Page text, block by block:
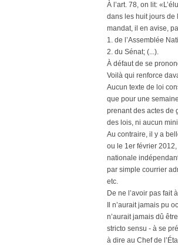
À l’art. 78, on lit:
dans les huit jours de
mandat, il en avise,
1. de l’Assemblée
2. du Sénat; (...).
À défaut de se
Voilà qui renforce
Aucun texte de loi
que pour une
prenant des actes de
des lois, ni aucun
Au contraire, il y a
ou le 1er février
nationale
par simple courrier
etc.
De ne l’avoir pas fait
Il n’aurait jamais pu
n’aurait jamais dû
stricto sensu - à se
à dire au Chef de